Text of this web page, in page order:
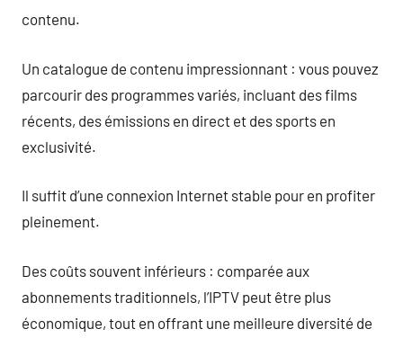
contenu.
Un catalogue de contenu impressionnant : vous pouvez
parcourir des programmes variés, incluant des films
récents, des émissions en direct et des sports en
exclusivité.
Il suffit d’une connexion Internet stable pour en profiter
pleinement.
Des coûts souvent inférieurs : comparée aux
abonnements traditionnels, l’IPTV peut être plus
économique, tout en offrant une meilleure diversité de